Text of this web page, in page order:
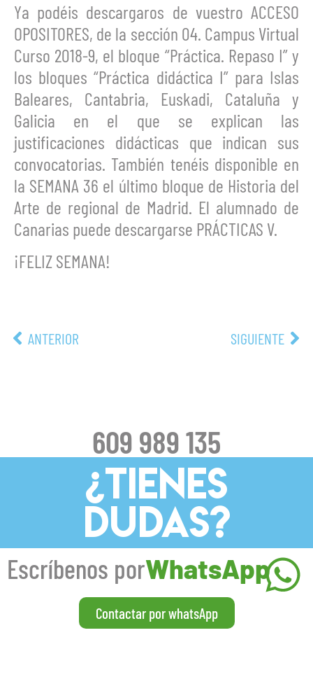
Ya podéis descargaros de vuestro ACCESO
OPOSITORES, de la sección 04. Campus Virtual
Curso 2018-9, el bloque “Práctica. Repaso I” y
los bloques “Práctica didáctica I” para Islas
Baleares, Cantabria, Euskadi, Cataluña y
Galicia en el que se explican las
justificaciones didácticas que indican sus
convocatorias. También tenéis disponible en
la SEMANA 36 el último bloque de Historia del
Arte de regional de Madrid. El alumnado de
Canarias puede descargarse PRÁCTICAS V.
¡FELIZ SEMANA!
ANTERIOR SIGUIENTE
609 989 135
¿TIENES
DUDAS?
Escríbenos porWhatsApp
Contactar por whatsApp